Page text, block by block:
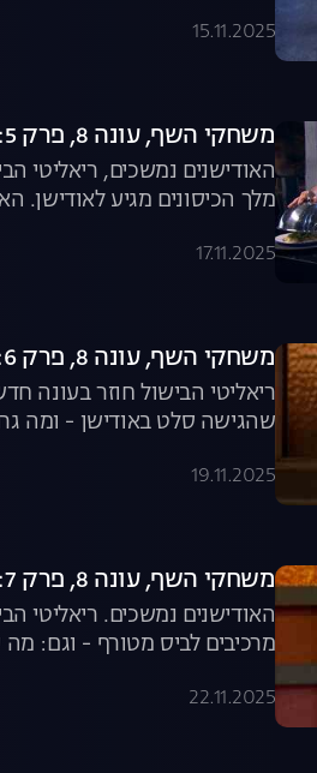
15.11.2025
משחקי השף, עונה 8, פרק 5: חגיגה בוכרית
האודישנים נמשכים,
מלך הכיסונים מגיע לאודישן.
17.11.2025
משחקי השף, עונה 8, פרק 6: למה אסף גרניט התפוצץ?
ריאליטי הבישול חוזר בעונה
שהגישה סלט באודישן - ומה
19.11.2025
משחקי השף, עונה 8, פרק 7: ביס מטורף עם 40 מרכיבים
מרכיבים לביס מטורף - וגם:
22.11.2025